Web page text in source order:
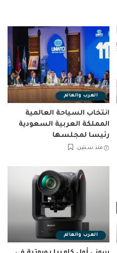
العرب والعالم
انتخاب السياحة العالمية
المملكة العربية السعودية
رئيسا لمجلسها
منذ سنتين
العرب والعالم